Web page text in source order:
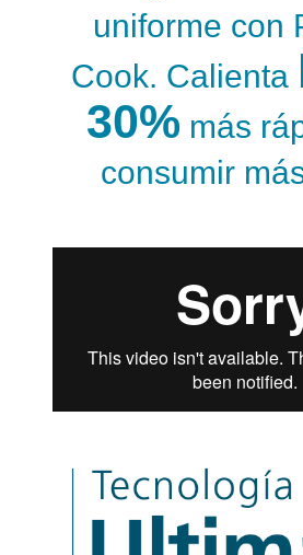
uniforme con
Cook. Calienta
30% más
consumir